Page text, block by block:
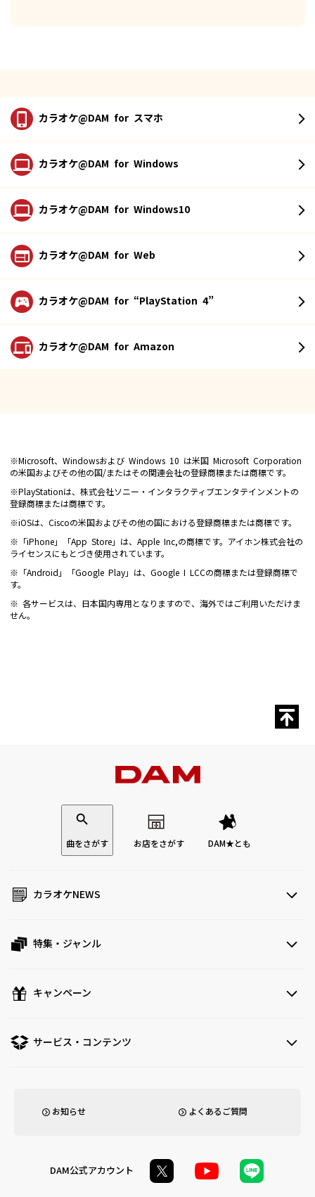
カラオケ@DAM for スマホ
カラオケ@DAM for Windows
カラオケ@DAM for Windows10
カラオケ@DAM for Web
カラオケ@DAM for “PlayStation 4”
カラオケ@DAM for Amazon
※Microsoft、Windowsおよび Windows 10 は米国 Microsoft Corporation
の米国およびその他の国/またはその関連会社の登録商標または商標です。
※PlayStationは、株式会社ソニー・インタラクティブエンタテインメントの
登録商標または商標です。
※iOSは、Ciscoの米国およびその他の国における登録商標または商標です。
※「iPhone」「App Store」は、Apple Inc,の商標です。アイホン株式会社の
ライセンスにもとづき使用されています。
※「Android」「Google Play」は、Google I LCCの商標または登録商標で
す。
※ 各サービスは、日本国内専用となりますので、海外ではご利用いただけま
せん。
曲をさがす お店をさがす DAM★とも
カラオケNEWS
特集・ジャンル
キャンペーン
サービス・コンテンツ
お知らせ よくあるご質問
DAM公式アカウント